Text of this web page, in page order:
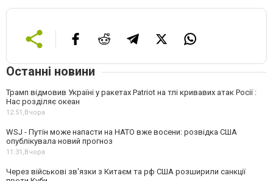
Останні новини
Трамп відмовив Україні у ракетах Patriot на тлі кривавих атак Росії :
Нас розділяє океан
12:51, Вчора
WSJ - Путін може напасти на НАТО вже восени: розвідка США
опублікувала новий прогноз
11:31, Вчора
Через військові зв'язки з Китаєм та рф США розширили санкції